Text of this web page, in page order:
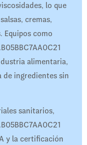
lo que
cremas,
Equipos como
alimentaria,
ingredientes sin
sanitarios,
y la certificación